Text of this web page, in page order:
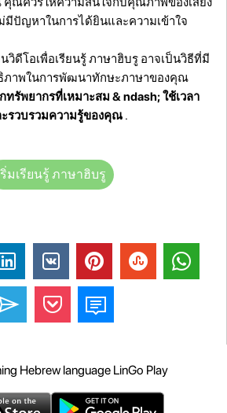
ปัญหาในการได้ยินและความเข้าใจ
วิดีโอเพื่อเรียนรู้ ภาษาฮิบรู อาจเป็นวิธีที่มี
ภาพในการพัฒนาทักษะภาษาของคุณ
รัพยากรที่เหมาะสม & ndash; ใช้เวลา
ะรวบรวมความรู้ของคุณ .
ริ่มเรียนรู้ ภาษาฮิบรู
Hebrew language LinGo Play